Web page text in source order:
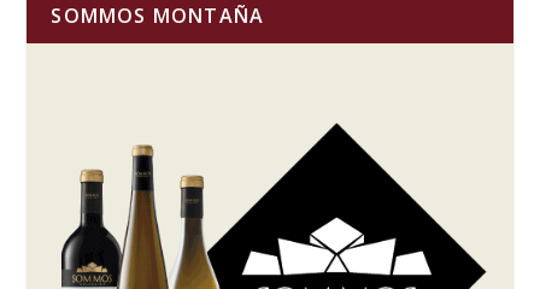
SOMMOS MONTAÑA